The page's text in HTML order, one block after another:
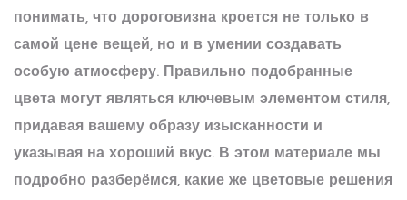
понимать, что дороговизна кроется не только в
самой цене вещей, но и в умении создавать
особую атмосферу. Правильно подобранные
цвета могут являться ключевым элементом стиля,
придавая вашему образу изысканности и
указывая на хороший вкус. В этом материале мы
подробно разберёмся, какие же цветовые решения